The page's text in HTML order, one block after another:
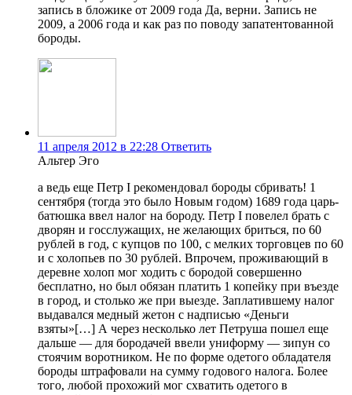
запись в бложике от 2009 года Да, верни. Запись не
2009, а 2006 года и как раз по поводу запатентованной
бороды.
11 апреля 2012 в 22:28 Ответить
Альтер Эго
а ведь еще Петр I рекомендовал бороды сбривать! 1
сентября (тогда это было Новым годом) 1689 года царь-
батюшка ввел налог на бороду. Петр I повелел брать с
дворян и госслужащих, не желающих бриться, по 60
рублей в год, с купцов по 100, с мелких торговцев по 60
и с холопьев по 30 рублей. Впрочем, проживающий в
деревне холоп мог ходить с бородой совершенно
бесплатно, но был обязан платить 1 копейку при въезде
в город, и столько же при выезде. Заплатившему налог
выдавался медный жетон с надписью «Деньги
взяты»[…] А через несколько лет Петруша пошел еще
дальше — для бородачей ввели униформу — зипун со
стоячим воротником. Не по форме одетого обладателя
бороды штрафовали на сумму годового налога. Более
того, любой прохожий мог схватить одетого в